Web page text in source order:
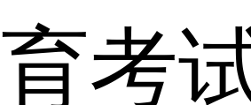
考